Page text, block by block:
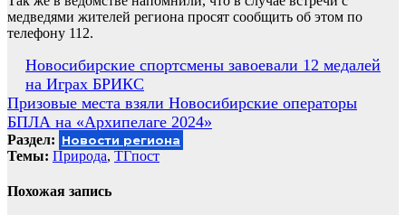
медведями жителей региона просят сообщить об этом по
телефону 112.
Навигация
по
записям
Новосибирские спортсмены завоевали 12 медалей
на Играх БРИКС
Призовые места взяли Новосибирские операторы
БПЛА на «Архипелаге 2024»
Раздел: Новости региона
Темы: Природа, ТГпост
Похожая запись